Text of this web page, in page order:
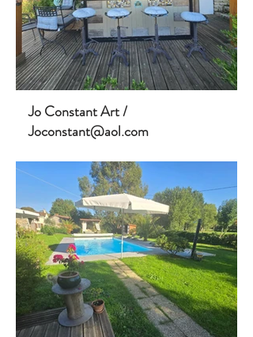
Jo Constant Art /
Joconstant@aol.com